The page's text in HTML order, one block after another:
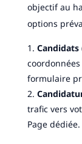
objectif au
options
Candidats
formulaire
trafic vers
Page dédiée.